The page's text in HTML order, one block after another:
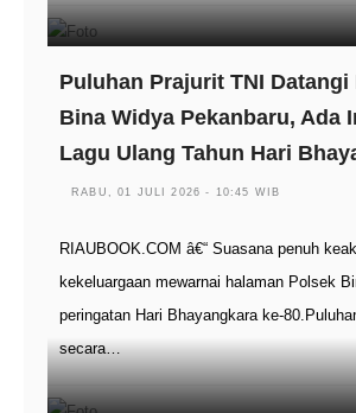
Puluhan Prajurit TNI Datangi
Bina Widya Pekanbaru, Ada
Lagu Ulang Tahun Hari
RABU, 01 JULI 2026 - 10:45 WIB
RIAUBOOK.COM â€“ Suasana penuh
kekeluargaan mewarnai halaman Polsek
peringatan Hari Bhayangkara ke-
secara…